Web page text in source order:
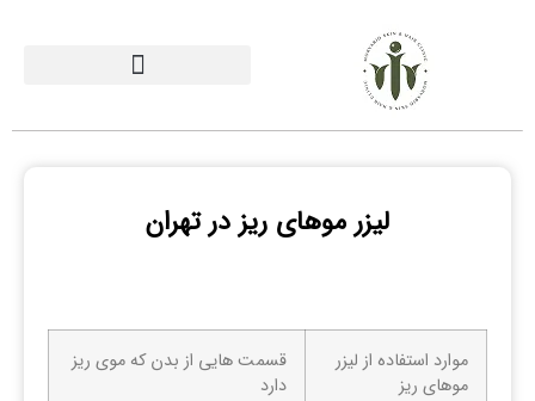
لیزر موهای ریز در تهران
موارد استفاده از لیزر
موهای ریز
قسمت هایی از بدن که موی ریز
دارد